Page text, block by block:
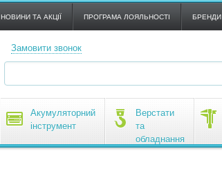
НОВИНИ ТА АКЦІЇ ПРОГРАМА ЛОЯЛЬНОСТІ БРЕНДИ
Замовити звонок
Акумуляторний
інструмент
Верстати
та
обладнання